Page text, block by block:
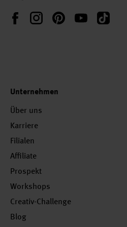
FacebookInstagramPinterestYouTubeTikTok
Unternehmen
Über uns
Karriere
Filialen
Affiliate
Prospekt
Workshops
Creativ-Challenge
Blog